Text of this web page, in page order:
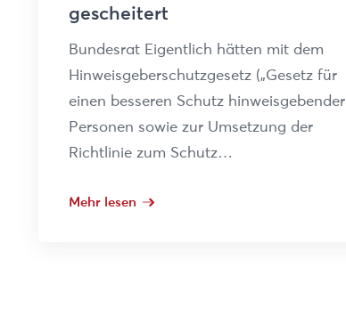
gescheitert
Bundesrat Eigentlich hätten mit dem
Hinweisgeberschutzgesetz („Gesetz für
einen besseren Schutz hinweisgebender
Personen sowie zur Umsetzung der
Richtlinie zum Schutz…
Mehr lesen